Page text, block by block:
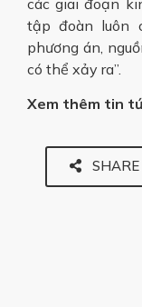
các giai đoạn
tập đoàn luôn
phương án,
có thể xảy ra”.
Xem thêm tin
SHARE